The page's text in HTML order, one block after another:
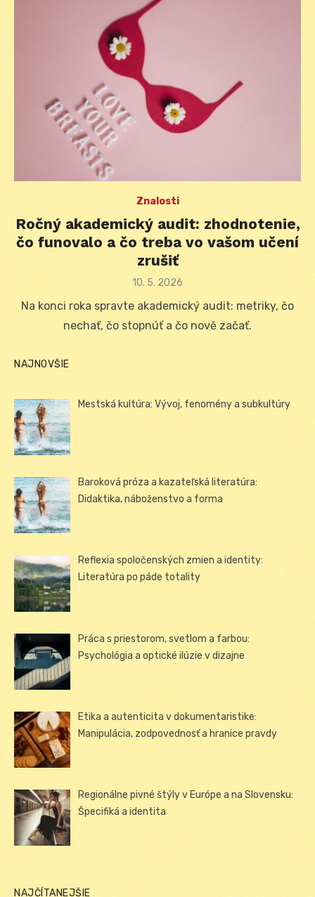
Znalosti
Ročný akademický audit: zhodnotenie,
čo funovalo a čo treba vo vašom učení
zrušiť
Posted
10. 5. 2026
Na konci roka spravte akademický audit: metriky, čo
nechať, čo stopnúť a čo nově začať.
NAJNOVŠIE
Mestská kultúra: Vývoj, fenomény a subkultúry
Baroková próza a kazateľská literatúra:
Didaktika, náboženstvo a forma
Reflexia spoločenských zmien a identity:
Literatúra po páde totality
Práca s priestorom, svetlom a farbou:
Psychológia a optické ilúzie v dizajne
Etika a autenticita v dokumentaristike:
Manipulácia, zodpovednosť a hranice pravdy
Regionálne pivné štýly v Európe a na Slovensku:
Špecifiká a identita
NAJČÍTANEJŠIE